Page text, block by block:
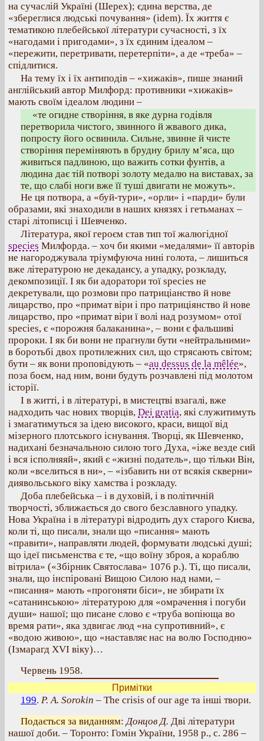
на сучаслій Україні (Шерех); єдина верства, де
«збереглися людські почування» (idem). Їх життя є
тематикою плебейської літератури сучасності, з їх
«нагодами і пригодами», з їх єдиним ідеалом –
«пережити, перетривати, перетерпіти», а де «треба» –
спідлитися.
На тему їх і їх антиподів – «хижаків», пише знаний
англійський автор Милфорд: противники «хижаків»
мають своїм ідеалом людини –
«те огидне створіння, в яке дурна годівля
перетворила чистого, звинного й жвавого дика,
попросту його освинила. Сильне, звинне й чисте
створіння переміняють в брудну брилу м’яса, що
живиться падлиною, що важить сотки фунтів, а
людина дає тій потворі золоту медалю на виставах, за
те, що слабі ноги вже її туші двигати не можуть».
Не ця потвора, а «буй-тури», «орли» і «парди» були
образами, які знаходили в наших князях і гетьманах –
старі літописці і Шевченко.
Література, якої героєм став тип тої жалюгідної
species Милфорда. – хоч би якими «медалями» її авторів
не нагороджувала тріумфуюча нині голота, – лишиться
вже літературою не декадансу, а упадку, розкладу,
декомпозиції. І як би адоратори тої species не
декретували, що розмови про патриціанство й нове
лицарство, про «примат віри і про патриціянство й нове
лицарство, про «примат віри ї волі над розумом» отої
species, є «порожня балаканина», – вони є фальшиві
пророки. І як би вони не прагнули бути «нейтральними»
в боротьбі двох протилежних сил, що стрясають світом;
бути – як вони проповідують – «au dessus de la mêlée»,
поза боєм, над ним, вони будуть розчавлені під молотом
історії.
І в житті, і в літературі, в мистецтві взагалі, вже
надходить час нових творців, Dei gratia, які служитимуть
і змагатимуться за ідею високого, краси, вищої від
мізерного плотського існування. Творці, як Шевченко,
надихані безначальною силою того Духа, «іже везде сий
і вся ісполняяй», який є «жизні податель», що тільки Він,
коли «вселиться в ни», – «ізбавить ни от всякія скверни»
диявольського віку хамства і розкладу.
Доба плебейська – і в духовій, і в політичній
творчості, зближається до свого безславного упадку.
Нова Україна і в літературі відродить дух старого Києва,
коли ті, що писали, знали що «писання» мають
«правити», направляти людей, формувати людські душі;
що ідеї письменства є те, «що воїну зброя, а кораблю
вітрила» («Збірник Святослава» 1076 p.). Ті, що писали,
знали, що інспіровані Вищою Силою над нами, –
«писання» мають «прогоняти біси», не збирати їх
«сатанинською» літературою для «омрачення і погуби
души» нашої; що писане слово є «труба вопіюща во
время рати», яка здвигає люд «на супротивний», є
«водою живою», що «наставляє нас на волю Господню»
(Ізмарагд XVI віку)…
Червень 1958.
Примітки
199. P. A. Sorokin – The crisis of our age та інші твори.
Подається за виданням:Донцов Д. Дві літератури
нашої доби. – Торонто: Гомін України, 1958 р., с. 286 –